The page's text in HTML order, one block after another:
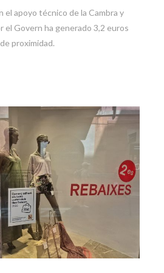
el apoyo técnico de la Cambra y
el Govern ha generado 3,2 euros
proximidad.